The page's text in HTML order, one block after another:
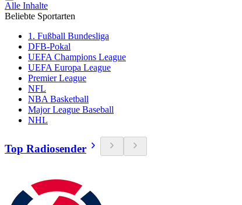
Alle Inhalte
Beliebte Sportarten
1. Fußball Bundesliga
DFB-Pokal
UEFA Champions League
UEFA Europa League
Premier League
NFL
NBA Basketball
Major League Baseball
NHL
Top Radiosender